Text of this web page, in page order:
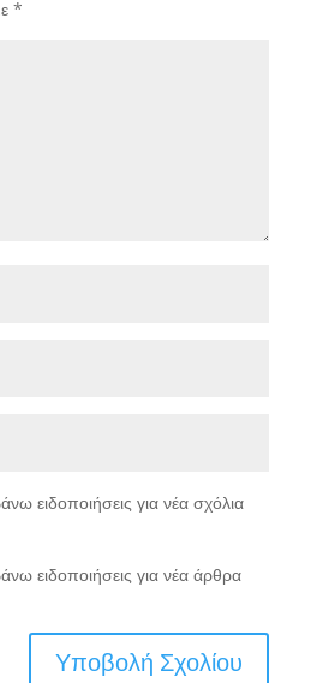
*
ειδοποιήσεις για νέα σχόλια
ειδοποιήσεις για νέα άρθρα